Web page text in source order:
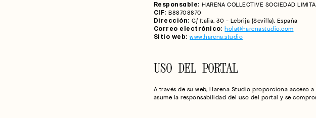
Responsable: HARENA COLLECTIVE SOCIEDAD
CIF: B88708870
Dirección: C/ Italia, 30 - Lebrija (Sevilla), España
Correo electrónico: hola@harenastudio.com
Sitio web: www.harena.studio
USO DEL PORTAL
A través de su web, Harena Studio proporciona acceso
asume la responsabilidad del uso del portal y se